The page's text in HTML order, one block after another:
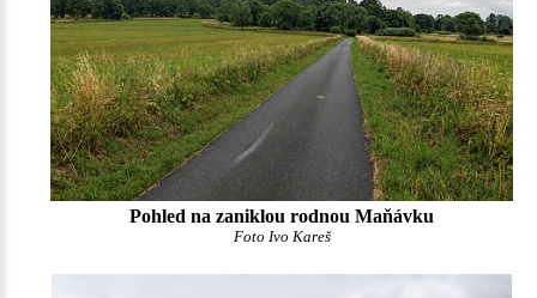
Pohled na zaniklou rodnou Maňávku
Foto Ivo Kareš